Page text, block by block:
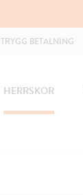
TRYGG BETALNING
HERRSKOR